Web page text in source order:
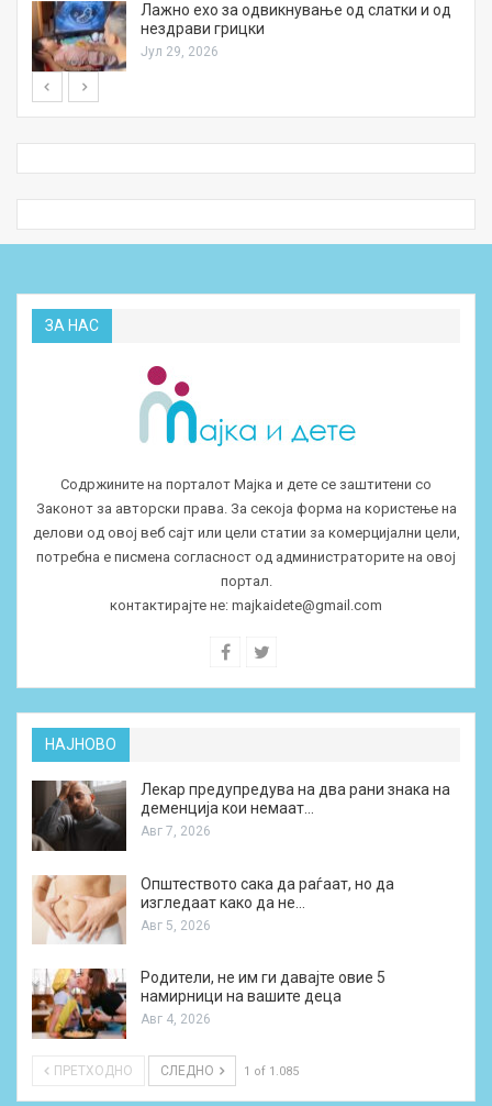
Лажно ехо за одвикнување од слатки и од
нездрави грицки
Јул 29, 2026
ЗА НАС
Содржините на порталот Мајка и дете се заштитени со
Законот за авторски права. За секоја форма на користење на
делови од овој веб сајт или цели статии за комерцијални цели,
потребна е писмена согласност од администраторите на овој
портал.
контактирајте не: majkaidete@gmail.com
НАЈНОВО
Лекар предупредува на два рани знака на
деменција кои немаат…
Авг 7, 2026
Општеството сака да раѓаат, но да
изгледаат како да не…
Авг 5, 2026
Родители, не им ги давајте овие 5
намирници на вашите деца
Авг 4, 2026
ПРЕТХОДНО СЛЕДНО 1 of 1.085